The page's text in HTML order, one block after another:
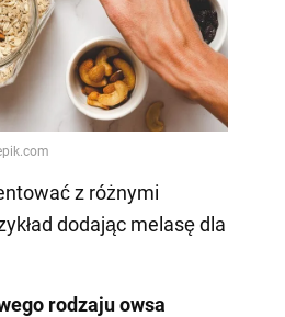
z różnymi
dodając melasę dla
rodzaju owsa